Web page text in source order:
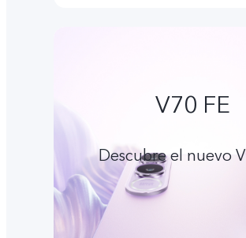
V70 FE
Descubre el nuevo